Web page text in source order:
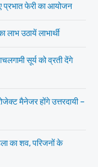
प्रभात फेरी का आयोजन
लाभ उठायें लाभार्थी
सूर्य को व्रती देंगे
मैनेजर होंगे उत्तरदायी –
का शव, परिजनों के